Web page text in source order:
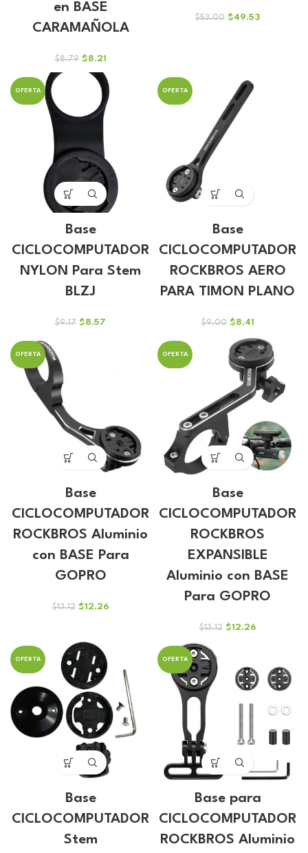
en BASE
CARAMAÑOLA
$8.79 El
precio
original
$8.79.
$8.21El
actual
es:
$8.21.
$53.00 El
$49.53El
OFERTA
Base
CICLOCOMPUTADOR
NYLON Para Stem
BLZJ
$9.17 El
$8.57
OFERTA
Base
CICLOCOMPUTADOR
ROCKBROS AERO
PARA TIMON PLANO
$9.00 El
original
era:
$9.00.
$8.41El
actual
es:
$8.41.
OFERTA
Base
CICLOCOMPUTADOR
ROCKBROS Aluminio
con BASE Para
GOPRO
$13.12 El
era:
$13.12.
$12.26El
OFERTA
Base
CICLOCOMPUTADOR
ROCKBROS
EXPANSIBLE
Aluminio con BASE
Para GOPRO
$13.12 El
era:
$13.12.
$12.26El
$12.26.
OFERTA
Base
CICLOCOMPUTADOR
Stem
OFERTA
Base para
CICLOCOMPUTADOR
ROCKBROS Aluminio